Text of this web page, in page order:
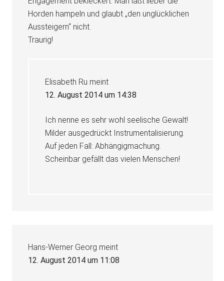
Horden hampeln und glaubt „den unglücklichen
Aussteigern“ nicht.
Traurig!
Elisabeth Ru meint
12. August 2014 um 14:38
Ich nenne es sehr wohl seelische Gewalt!
Milder ausgedrückt Instrumentalisierung.
Auf jeden Fall: Abhängigmachung.
Scheinbar gefällt das vielen Menschen!
Hans-Werner Georg meint
12. August 2014 um 11:08